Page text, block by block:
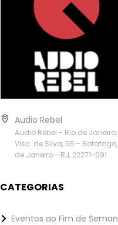
Audio Rebel
Audio Rebel - Rio de Janeiro,
Visc. de Silva, 55 -
de Janeiro - RJ, 22271-091
CATEGORIAS
Eventos ao Fim de